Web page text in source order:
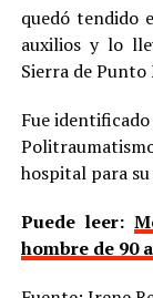
quedó tendido
auxilios y lo
Sierra de Punto
Fue
hospital para
Puede leer:
hombre de 90